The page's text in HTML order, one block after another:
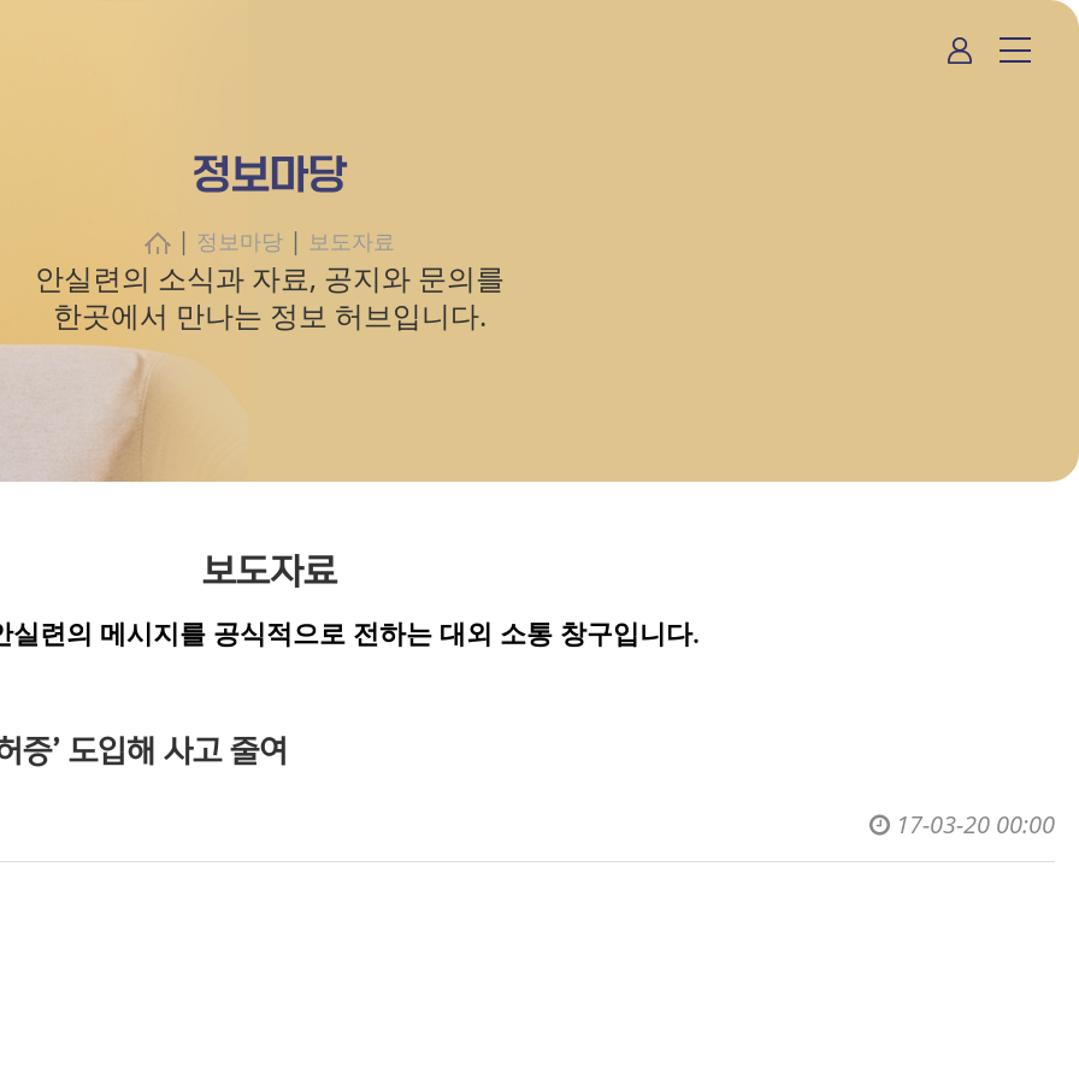
정보마당
| 정보마당 | 보도자료
안실련의 소식과 자료, 공지와 문의를
한곳에서 만나는 정보 허브입니다.
보도자료
실련의 메시지를 공식적으로 전하는 대외 소통 창구입니다.
’ 도입해 사고 줄여
17-03-20 00:00